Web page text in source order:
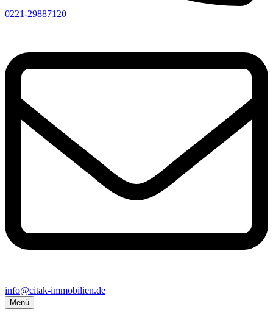
0221-29887120
info@citak-immobilien.de
Menü